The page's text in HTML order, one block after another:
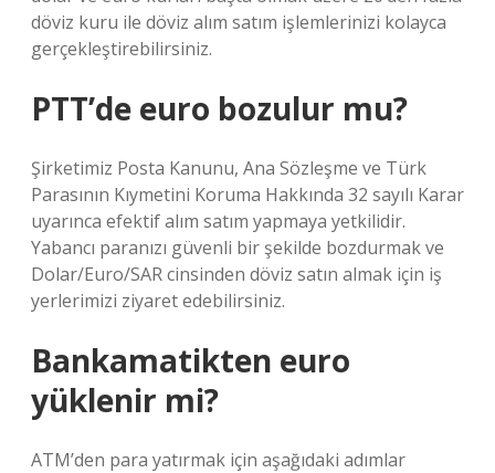
döviz kuru ile döviz alım satım işlemlerinizi kolayca
gerçekleştirebilirsiniz.
PTT’de euro bozulur mu?
Şirketimiz Posta Kanunu, Ana Sözleşme ve Türk
Parasının Kıymetini Koruma Hakkında 32 sayılı Karar
uyarınca efektif alım satım yapmaya yetkilidir.
Yabancı paranızı güvenli bir şekilde bozdurmak ve
Dolar/Euro/SAR cinsinden döviz satın almak için iş
yerlerimizi ziyaret edebilirsiniz.
Bankamatikten euro
yüklenir mi?
ATM’den para yatırmak için aşağıdaki adımlar